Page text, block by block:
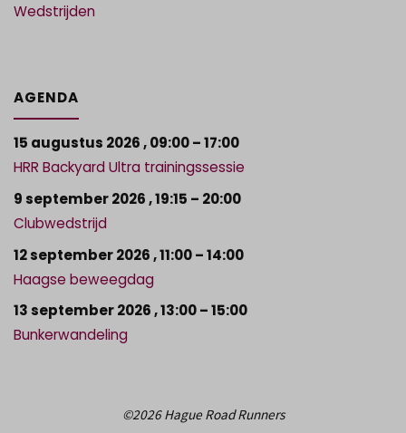
Wedstrijden
AGENDA
15 augustus 2026,09:00– 17:00
HRR Backyard Ultra trainingssessie
9 september 2026,19:15 – 20:00
Clubwedstrijd
12 september 2026,11:00– 14:00
Haagse beweegdag
13 september 2026,13:00– 15:00
Bunkerwandeling
©2026 Hague Road Runners